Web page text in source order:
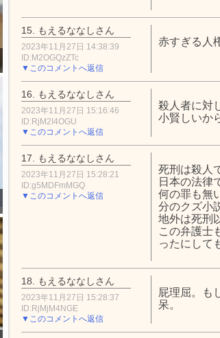
15. もえるななしさん
2023年11月27日 14:38:39
ID:M2OGQzZTc
▼このコメントへ返信
赤すぎる人
16. もえるななしさん
2023年11月27日 15:16:46
ID:RjM2I4OGU
▼このコメントへ返信
殺人者に対
小賢しいか
17. もえるななしさん
2023年11月27日 15:28:21
ID:g5MDFmMGQ
▼このコメントへ返信
死刑は殺人
日本の法律
何の罪も無
分のクズ小
地外は死刑
この弁護士
ったにして
18. もえるななしさん
2023年11月27日 15:28:37
ID:RjMjM4NGE
▼このコメントへ返信
屁理屈。も
呆。